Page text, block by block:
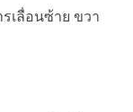
รเลื่อนซ้าย ขวา